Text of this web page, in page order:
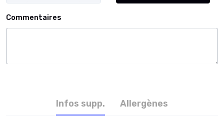
Commentaires
Infos supp. Allergènes